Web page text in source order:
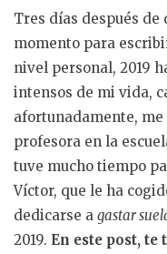
Tres días después de
momento para
nivel personal, 2019
intensos de mi vida,
afortunadamente,
profesora en la
tuve mucho tiempo
Víctor, que le ha
dedicarse a gastar
2019. En este post,